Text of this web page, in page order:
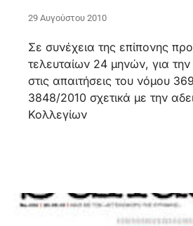
29 Αυγούστου 2010
Σε συνέχεια της επίπονης
τελευταίων 24 μηνών, για
στις απαιτήσεις του νόμου
3848/2010 σχετικά με την
Κολλεγίων